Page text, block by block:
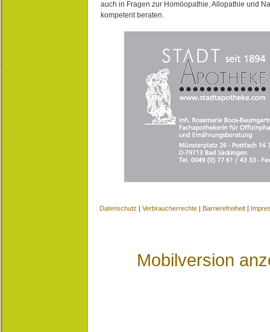
auch in Fragen zur Homöopathie, Allopathie und
kompetent beraten.
Datenschutz | Verbraucherrechte | Barrierefreiheit |
Mobilversion